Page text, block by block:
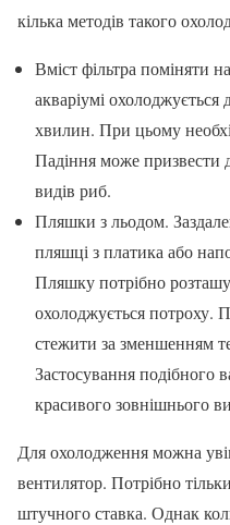
кілька методів такого
Вміст фільтра поміняти
акваріумі
хвилин. При цьому
Падіння може призвести
видів риб.
Пляшки з льодом.
пляшці з платика або
Пляшку потрібно
охолоджується потроху.
стежити за зменшенням
Застосування подібного
красивого зовнішнього
Для охолодження можна
вентилятор. Потрібно
штучного ставка. Однак